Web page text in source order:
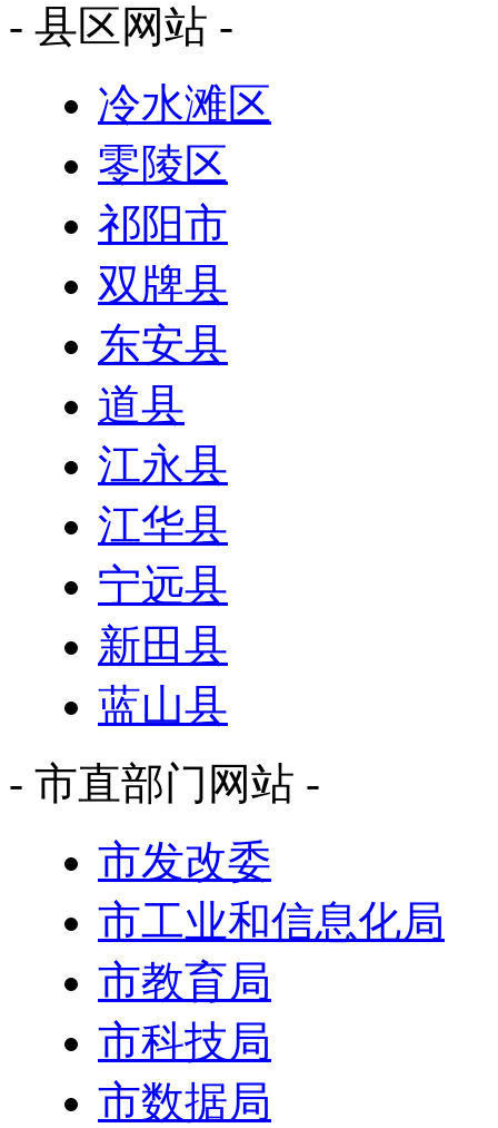
- 县区网站 -
冷水滩区
零陵区
祁阳市
双牌县
东安县
道县
江永县
江华县
宁远县
新田县
蓝山县
- 市直部门网站 -
市发改委
市工业和信息化局
市教育局
市科技局
市数据局